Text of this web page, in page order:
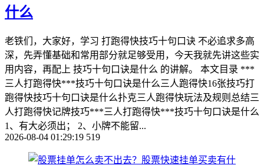
什么
老铁们，大家好，学习 打跑得快技巧十句口诀 不必追求多高
深，先弄懂基础和常用部分就足够受用，今天我就先讲这些实
用内容，再配上 技巧十句口诀是什么 的讲解。 本文目录 ***
三人打跑得快***技巧十句口诀是什么三人跑得快16张技巧打
跑得快技巧十句口诀是什么扑克三人跑得快玩法及规则总结三
人打跑得快记牌技巧***三人打跑得快***技巧十句口诀是什么
1、有大必须出； 2、小牌不能留...
2026-08-04 01:29:19 519